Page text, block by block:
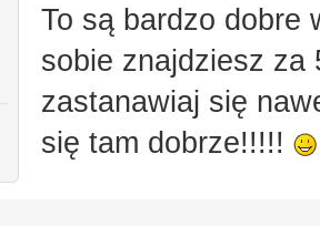
To są bardzo dobre
sobie znajdziesz za
zastanawiaj się
się tam dobrze!!!!!